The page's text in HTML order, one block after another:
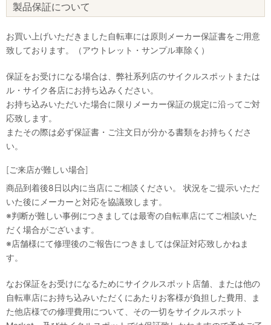
製品保証について
お買い上げいただきました自転車には原則メーカー保証書をご用意
致しております。（アウトレット・サンプル車除く）
保証をお受けになる場合は、弊社系列店のサイクルスポットまたは
ル・サイク各店にお持ち込みください。
お持ち込みいただいた場合に限りメーカー保証の規定に沿ってご対
応致します。
またその際は必ず保証書・ご注文日が分かる書類をお持ちくださ
い。
[ご来店が難しい場合]
商品到着後8日以内に当店にご相談ください。 状況をご提示いただ
いた後にメーカーと対応を協議致します。
※判断が難しい事例につきましては最寄の自転車店にてご相談いた
だく場合がございます。
※店舗様にて修理後のご報告につきましては保証対応致しかねま
す。
なお保証をお受けになるためにサイクルスポット店舗、または他の
自転車店にお持ち込みいただくにあたりお客様が負担した費用、ま
た他店様での修理費用について、その一切をサイクルスポット